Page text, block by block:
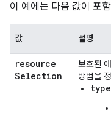
이 예에는 다음 값이 포
값 설명
resource
Selection
보호된
방법을